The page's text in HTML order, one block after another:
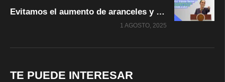
Evitamos el aumento de aranceles y acordamos 90 días para construir acuerdo a largo plazo: Sheinbaum
1 AGOSTO, 2025
TE PUEDE INTERESAR